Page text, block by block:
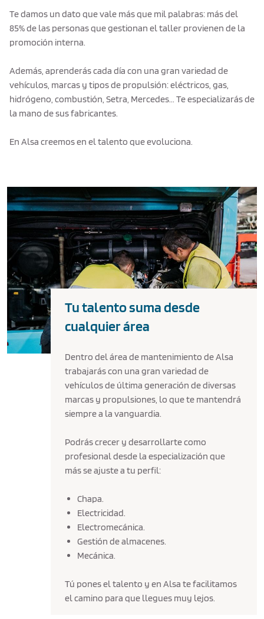
Te damos un dato que vale más que mil palabras: más del
85% de las personas que gestionan el taller provienen de la
promoción interna.
Además, aprenderás cada día con una gran variedad de
vehículos, marcas y tipos de propulsión: eléctricos, gas,
hidrógeno, combustión, Setra, Mercedes... Te especializarás de
la mano de sus fabricantes.
En Alsa creemos en el talento que evoluciona.
Tu talento suma desde
cualquier área
Dentro del área de mantenimiento de Alsa
trabajarás con una gran variedad de
vehículos de última generación de diversas
marcas y propulsiones, lo que te mantendrá
siempre a la vanguardia.
Podrás crecer y desarrollarte como
profesional desde la especialización que
más se ajuste a tu perfil:
Chapa.
Electricidad.
Electromecánica.
Gestión de almacenes.
Mecánica.
Tú pones el talento y en Alsa te facilitamos
el camino para que llegues muy lejos.